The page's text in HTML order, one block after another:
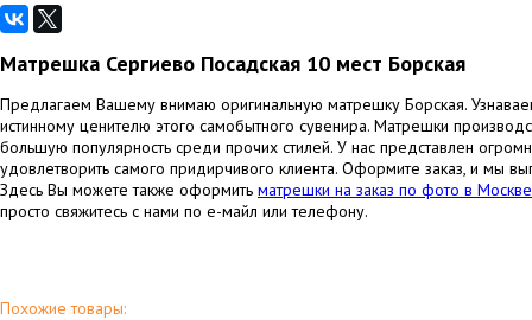
Матрешка Сергиево Посадская 10 мест Борская
Предлагаем Вашему внимаю оригинальную матрешку Борская.
истинному ценителю этого самобытного сувенира. Матрешки
большую популярность среди прочих стилей. У нас представлен
удовлетворить самого придирчивого клиента. Оформите заказ, и мы
Здесь Вы можете также оформить матрешки на заказ по фото в Москве
просто свяжитесь с нами по е-майл или телефону.
Похожие товары: